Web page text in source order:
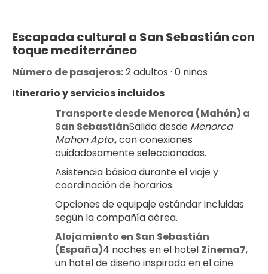
Escapada cultural a San Sebastián con
toque mediterráneo
Número de pasajeros: 2 adultos · 0 niños
Itinerario y servicios incluidos
Transporte desde Menorca (Mahón) a
San SebastiánSalida desde Menorca
Mahon Apto., con conexiones
cuidadosamente seleccionadas.
Asistencia básica durante el viaje y
coordinación de horarios.
Opciones de equipaje estándar incluidas
según la compañía aérea.
Alojamiento en San Sebastián
(España)4 noches en el hotel Zinema7,
un hotel de diseño inspirado en el cine.